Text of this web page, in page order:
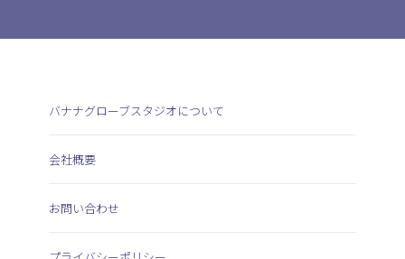
バナナグローブスタジオについて
会社概要
お問い合わせ